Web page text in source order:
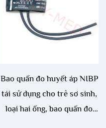
Bao quấn đo huyết áp NIBP
tái sử dụng cho trẻ sơ sinh,
loại hai ống, bao quấn đo